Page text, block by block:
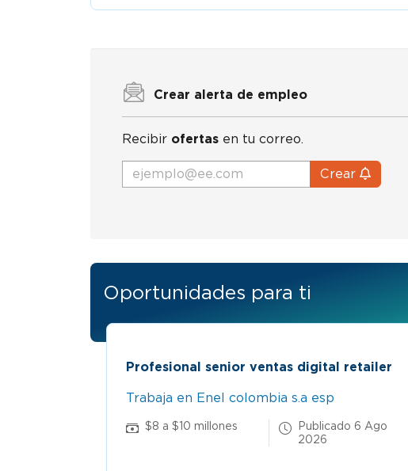
Crear alerta de empleo
Recibir ofertas en tu correo.
Crear
Oportunidades para ti
Profesional senior ventas digital retailer
Trabaja en Enel colombia s.a esp
$8 a $10 millones
Publicado 6 Ago
2026